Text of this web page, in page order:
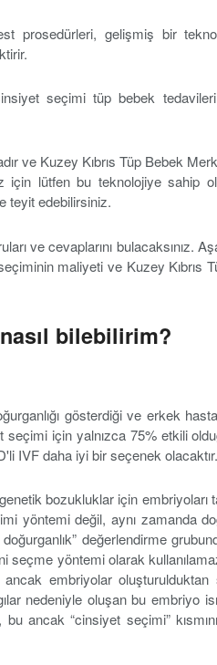
prosedürleri, gelişmiş bir
seçimi tüp bebek
ve Kuzey Kıbrıs Tüp Bebek
lütfen bu teknolojiye sahip
teyit edebilirsiniz.
ve cevaplarını bulacaksınız.
maliyeti ve Kuzey Kıbrıs
bilebilirim?
gösterdiği ve erkek
için yalnızca 75% etkili
IVF daha iyi bir seçenek olacaktır.
bozukluklar için embriyoları
değil, aynı zamanda
değerlendirme
yöntemi olarak
embriyolar oluşturulduktan
nedeniyle oluşan bu embriyo
“cinsiyet seçimi”